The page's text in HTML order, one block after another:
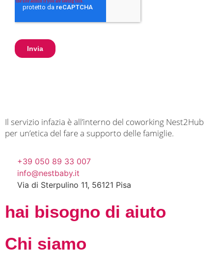
Il servizio infazia è all’interno del coworking Nest2Hub
per un’etica del fare a supporto delle famiglie.
+39 050 89 33 007
info@nestbaby.it
Via di Sterpulino 11, 56121 Pisa
hai bisogno di aiuto
Chi siamo